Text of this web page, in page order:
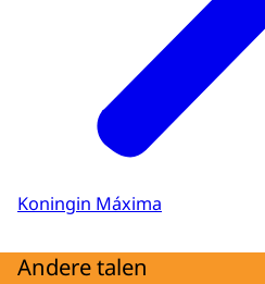
Koningin Máxima
Andere talen